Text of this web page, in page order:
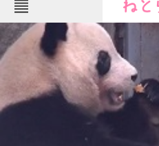
ねとらぼメニュー
TOP
グルメ